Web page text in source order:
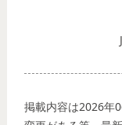
掲載内容は2026年